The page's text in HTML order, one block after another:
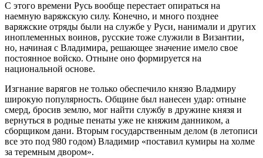
С этого времени Русь вообще перестает опираться на
наемную варяжскую силу. Конечно, и много позднее
варяжские отряды были на службе у Руси, нанимали и других
иноплеменных воинов, русские тоже служили в Византии,
но, начиная с Владимира, решающее значение имело свое
постоянное войско. Отныне оно формируется на
национальной основе.
Изгнание варягов не только обеспечило князю Владмиру
широкую популярность. Общине был нанесен удар: отныне
смерд, бросив землю, мог найти службу в дружине князя и
вернуться в родные пенаты уже не княжим данником, а
сборщиком дани. Вторым государственным делом (в летописи
все это под 980 годом) Владимир «поставил кумиры на холме
за теремным двором».